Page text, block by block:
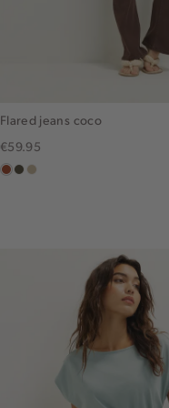
Flared jeans coco
€59.95
bruin
donkerkhaki
lichtzand